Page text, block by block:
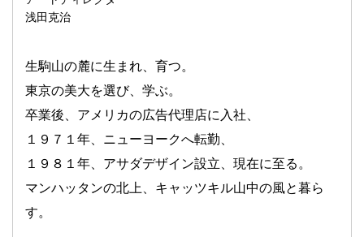
浅田克治
生駒山の麓に生まれ、育つ。
東京の美大を選び、学ぶ。
卒業後、アメリカの広告代理店に入社、
１９７１年、ニューヨークへ転勤、
１９８１年、アサダデザイン設立、現在に至る。
マンハッタンの北上、キャッツキル山中の風と暮ら
す。